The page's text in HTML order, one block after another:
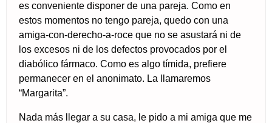
es conveniente disponer de una pareja. Como en
estos momentos no tengo pareja, quedo con una
amiga-con-derecho-a-roce que no se asustará ni de
los excesos ni de los defectos provocados por el
diabólico fármaco. Como es algo tímida, prefiere
permanecer en el anonimato. La llamaremos
“Margarita”.
Nada más llegar a su casa, le pido a mi amiga que me